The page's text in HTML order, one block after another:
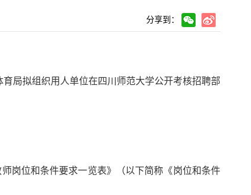
分享到：
育局拟组织用人单位在四川师范大学公开考核招聘部
岗位和条件要求一览表》
（以下简称《岗位和条件